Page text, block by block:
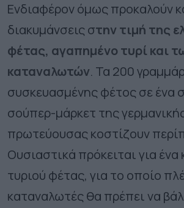
Ενδιαφέρον όμως προκαλούν
διακυμάνσεις στην τιμή της
φέτας, αγαπημένο τυρί και
καταναλωτών. Τα 200
συσκευασμένης φέτος σε ένα
σούπερ-μάρκετ της
πρωτεύουσας κοστίζουν
Ουσιαστικά πρόκειται για ένα
τυριού φέτας, για το οποίο
καταναλωτές θα πρέπει να